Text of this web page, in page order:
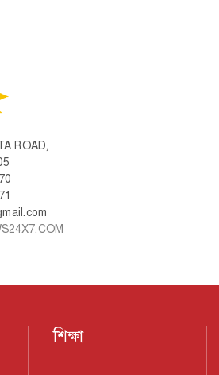
ROAD,
শিক্ষা